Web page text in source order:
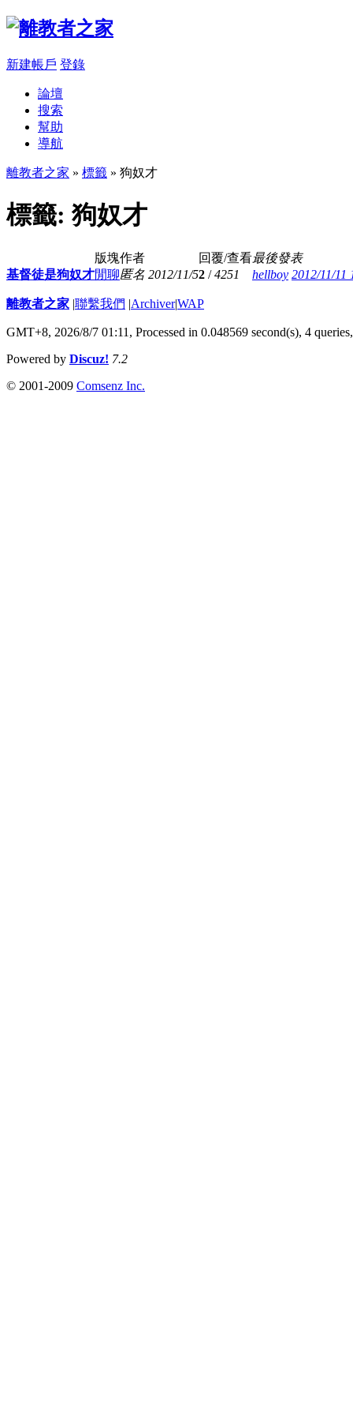
新建帳戶 登錄
論壇
搜索
幫助
導航
離教者之家 » 標籤 » 狗奴才
標籤: 狗奴才
版塊作者 回覆/查看最後發表
基督徒是狗奴才閒聊匿名 2012/11/52 /4251 hellboy 2012/11/11
離教者之家 |聯繫我們 |Archiver|WAP
GMT+8, 2026/8/7 01:11, Processed in 0.048569 second(s), 4
Powered by Discuz! 7.2
© 2001-2009 Comsenz Inc.